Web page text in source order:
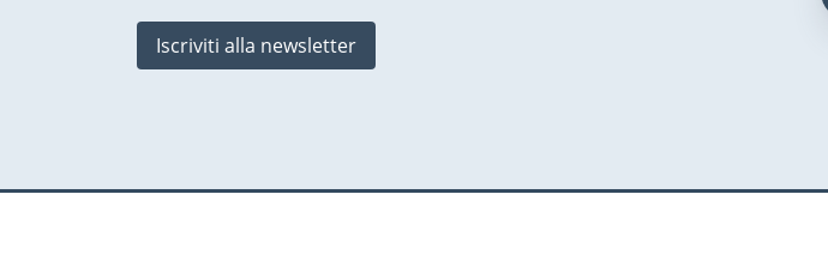
Iscriviti alla newsletter